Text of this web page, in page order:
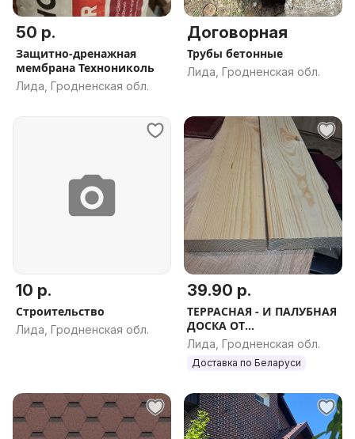
50 р.
Защитно-дренажная
мембрана Технониколь
Лида, Гродненская обл.
Договорная
Трубы бетонные
Лида, Гродненская обл.
10 р.
Строительство
Лида, Гродненская обл.
39.90 р.
ТЕРРАСНАЯ - И ПАЛУБНАЯ
ДОСКА ОТ
ПРОИЗВОДИТЕЛЯ
Лида, Гродненская обл.
Доставка по Беларуси